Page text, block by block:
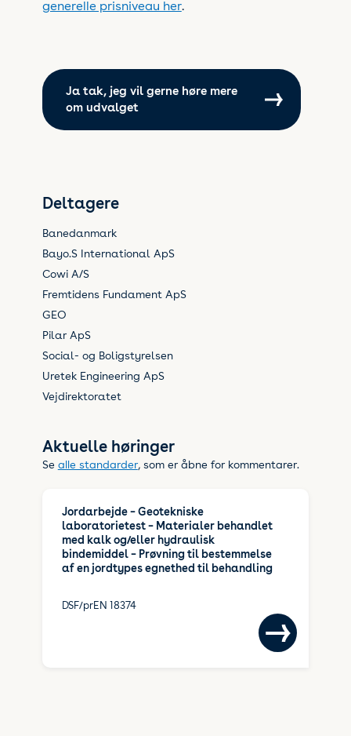
generelle prisniveau her.
Ja tak, jeg vil gerne høre mere
om udvalget
Deltagere
Banedanmark
Bayo.S International ApS
Cowi A/S
Fremtidens Fundament ApS
GEO
Pilar ApS
Social- og Boligstyrelsen
Uretek Engineering ApS
Vejdirektoratet
Aktuelle høringer
Se alle standarder, som er åbne for kommentarer.
Jordarbejde – Geotekniske
laboratorietest – Materialer behandlet
med kalk og/eller hydraulisk
bindemiddel – Prøvning til bestemmelse
af en jordtypes egnethed til behandling
DSF/prEN 18374